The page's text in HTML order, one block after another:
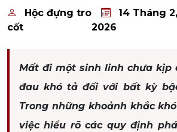
Hộc đựng tro
cốt
14 Tháng 2,
2026
Mất đi một sinh linh chưa kịp
đau khó tả đối với bất kỳ
Trong những khoảnh khắc
việc hiểu rõ các quy định